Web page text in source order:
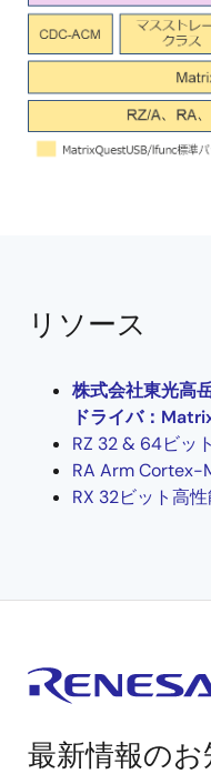
像
リソース
株式会社東光高
ドライバ：
RZ 32 & 64ビッ
RA Arm Cortex-
RX 32ビット高
最新情報の